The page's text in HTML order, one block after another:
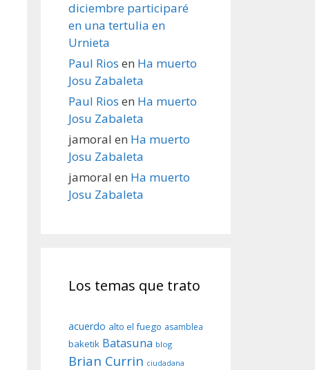
diciembre participaré
en una tertulia en
Urnieta
Paul Rios en Ha muerto
Josu Zabaleta
Paul Rios en Ha muerto
Josu Zabaleta
jamoral en Ha muerto
Josu Zabaleta
jamoral en Ha muerto
Josu Zabaleta
Los temas que trato
acuerdo alto el fuego asamblea
baketik Batasuna blog
Brian Currin ciudadana